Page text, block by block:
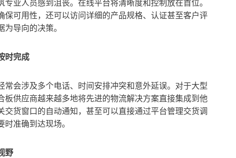
业人员感到沮丧。在线平台将清晰度和控制放在首位。
可用性，还可以访问详细的产品规格、认证甚至客户评
导向的决策。
时完成
会涉及多个电话、时间安排冲突和意外延误。对于大型
供应商越来越多地将先进的物流解决方案直接集成到他
货窗口的自动通知，甚至可以直接通过平台管理交货调
准确到达现场。
野